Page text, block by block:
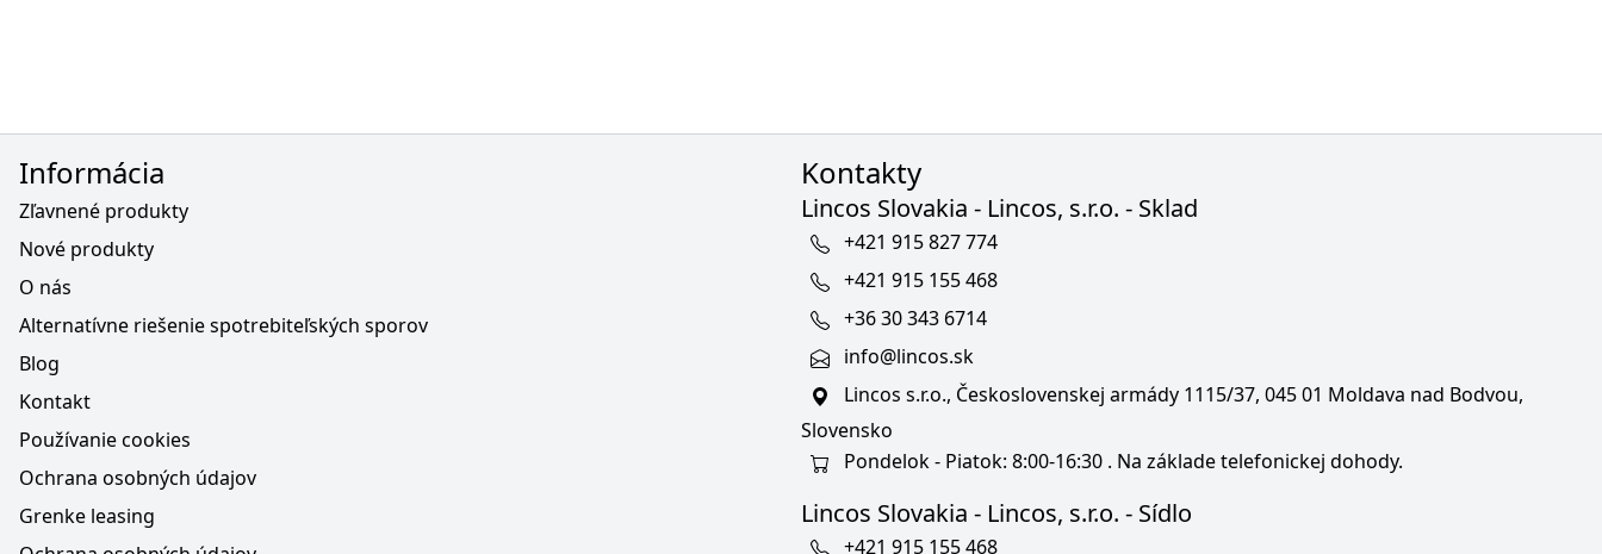
Informácia
Zľavnené produkty
Nové produkty
O nás
Alternatívne riešenie spotrebiteľských sporov
Blog
Kontakt
Používanie cookies
Ochrana osobných údajov
Grenke leasing
Kontakty
Lincos Slovakia - Lincos, s.r.o. - Sklad
+421 915 827 774
+421 915 155 468
+36 30 343 6714
info@lincos.sk
Lincos s.r.o., Československej armády 1115/37, 045 01 Moldava nad Bodvou,
Slovensko
Pondelok - Piatok: 8:00-16:30 . Na základe telefonickej dohody.
Lincos Slovakia - Lincos, s.r.o. - Sídlo
+421 915 155 468